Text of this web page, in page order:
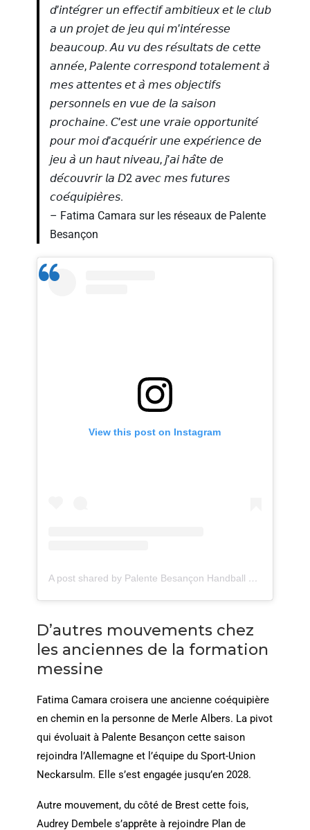
𝘥’𝘪𝘯𝘵𝘦́𝘨𝘳𝘦𝘳 𝘶𝘯 𝘦𝘧𝘧𝘦𝘤𝘵𝘪𝘧 𝘢𝘮𝘣𝘪𝘵𝘪𝘦𝘶𝘹 𝘦𝘵 𝘭𝘦 𝘤𝘭𝘶𝘣
𝘢 𝘶𝘯 𝘱𝘳𝘰𝘫𝘦𝘵 𝘥𝘦 𝘫𝘦𝘶 𝘲𝘶𝘪 𝘮’𝘪𝘯𝘵𝘦́𝘳𝘦𝘴𝘴𝘦
𝘣𝘦𝘢𝘶𝘤𝘰𝘶𝘱. 𝘈𝘶 𝘷𝘶 𝘥𝘦𝘴 𝘳𝘦́𝘴𝘶𝘭𝘵𝘢𝘵𝘴 𝘥𝘦 𝘤𝘦𝘵𝘵𝘦
𝘢𝘯𝘯𝘦́𝘦, 𝘗𝘢𝘭𝘦𝘯𝘵𝘦 𝘤𝘰𝘳𝘳𝘦𝘴𝘱𝘰𝘯𝘥 𝘵𝘰𝘵𝘢𝘭𝘦𝘮𝘦𝘯𝘵 𝘢̀
𝘮𝘦𝘴 𝘢𝘵𝘵𝘦𝘯𝘵𝘦𝘴 𝘦𝘵 𝘢̀ 𝘮𝘦𝘴 𝘰𝘣𝘫𝘦𝘤𝘵𝘪𝘧𝘴
𝘱𝘦𝘳𝘴𝘰𝘯𝘯𝘦𝘭𝘴 𝘦𝘯 𝘷𝘶𝘦 𝘥𝘦 𝘭𝘢 𝘴𝘢𝘪𝘴𝘰𝘯
𝘱𝘳𝘰𝘤𝘩𝘢𝘪𝘯𝘦. 𝘊’𝘦𝘴𝘵 𝘶𝘯𝘦 𝘷𝘳𝘢𝘪𝘦 𝘰𝘱𝘱𝘰𝘳𝘵𝘶𝘯𝘪𝘵𝘦́
𝘱𝘰𝘶𝘳 𝘮𝘰𝘪 𝘥’𝘢𝘤𝘲𝘶𝘦́𝘳𝘪𝘳 𝘶𝘯𝘦 𝘦𝘹𝘱𝘦́𝘳𝘪𝘦𝘯𝘤𝘦 𝘥𝘦
𝘫𝘦𝘶 𝘢̀ 𝘶𝘯 𝘩𝘢𝘶𝘵 𝘯𝘪𝘷𝘦𝘢𝘶, 𝘫’𝘢𝘪 𝘩𝘢̂𝘵𝘦 𝘥𝘦
𝘥𝘦́𝘤𝘰𝘶𝘷𝘳𝘪𝘳 𝘭𝘢 𝘋2 𝘢𝘷𝘦𝘤 𝘮𝘦𝘴 𝘧𝘶𝘵𝘶𝘳𝘦𝘴
𝘤𝘰𝘦́𝘲𝘶𝘪𝘱𝘪𝘦̀𝘳𝘦𝘴.
– Fatima Camara sur les réseaux de Palente
Besançon
View this post on Instagram
A post shared by Palente Besançon Handball
D’autres mouvements chez
les anciennes de la formation
messine
Fatima Camara croisera une ancienne coéquipière
en chemin en la personne de Merle Albers. La pivot
qui évoluait à Palente Besançon cette saison
rejoindra l’Allemagne et l’équipe du Sport-Union
Neckarsulm. Elle s’est engagée jusqu’en 2028.
Autre mouvement, du côté de Brest cette fois,
Audrey Dembele s’apprête à rejoindre Plan de